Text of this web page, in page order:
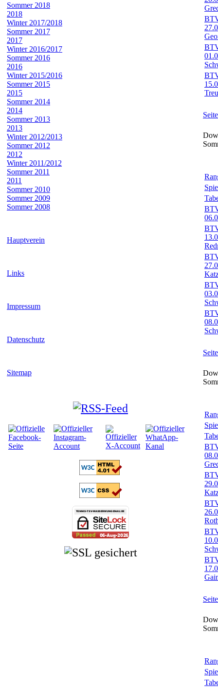
Sommer 2018
2018
Winter 2017/2018
Sommer 2017
2017
Winter 2016/2017
Sommer 2016
2016
Winter 2015/2016
Sommer 2015
2015
Sommer 2014
2014
Sommer 2013
2013
Winter 2012/2013
Sommer 2012
2012
Winter 2011/2012
Sommer 2011
2011
Sommer 2010
Sommer 2009
Sommer 2008
Hauptverein
Links
Impressum
Datenschutz
Sitemap